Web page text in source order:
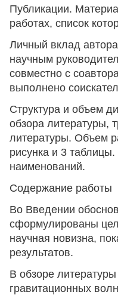
Публикации.
работах, список
Личный вклад
научным
совместно с
выполнено
Структура и объем
обзора литературы,
литературы. Объем
рисунка и 3
наименований.
Содержание работы
Во Введении
сформулированы
научная новизна,
результатов.
В обзоре
гравитационных